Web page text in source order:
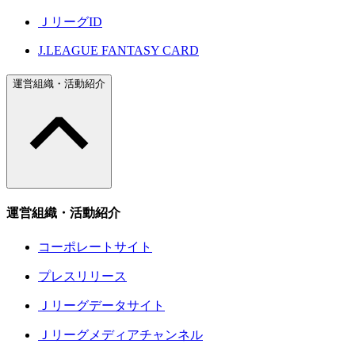
ＪリーグID
J.LEAGUE FANTASY CARD
運営組織・活動紹介
運営組織・活動紹介
コーポレートサイト
プレスリリース
Ｊリーグデータサイト
Ｊリーグメディアチャンネル